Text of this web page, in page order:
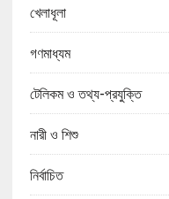
খেলাধূলা
গণমাধ্যম
টেলিকম ও তথ্য-প্রযুক্তি
নারী ও শিশু
নির্বাচিত